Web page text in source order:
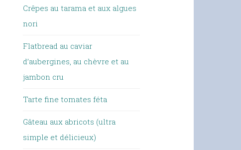
Crêpes au tarama et aux algues
nori
Flatbread au caviar
d’aubergines, au chèvre et au
jambon cru
Tarte fine tomates féta
Gâteau aux abricots (ultra
simple et délicieux)